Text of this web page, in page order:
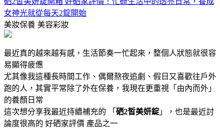
女神光就從每天2錠開始
美妝保養 美容彩妝
最近真的越來越有感，生活節奏一忙起來，整個人狀態就很容
易顯得疲憊
尤其像我這種長時間工作、偶爾熬夜追劇、假日又喜歡往戶外
跑的人，其實平常除了外在保養，我現在更重視「由內而外」
的養顏日常
這次想分享我最近持續補充的 「 硒2皙美妍錠 」，也是最近討
論度很高的 好硒家評價 產品之一